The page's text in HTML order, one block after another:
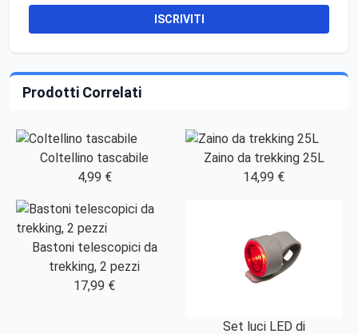
ISCRIVITI
Prodotti Correlati
Coltellino tascabile
4,99 €
Zaino da trekking 25L
14,99 €
Bastoni telescopici da
trekking, 2 pezzi
17,99 €
Set luci LED di